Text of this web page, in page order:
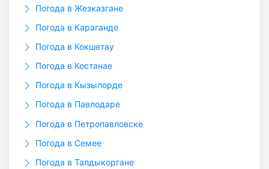
Погода в Жезказгане
Погода в Караганде
Погода в Кокшетау
Погода в Костанае
Погода в Кызылорде
Погода в Павлодаре
Погода в Петропавловске
Погода в Семее
Погода в Талдыкоргане